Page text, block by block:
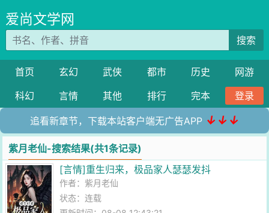
爱尚文学网
搜索
首页 玄幻 武侠 都市 历史
网游
科幻
言情 其他 排行 完本 登录
追看新章节，下载本站客户端无广告APP ↓↓↓
紫月老仙-搜索结果(共1条记录)
[言情]重生归来，极品家人瑟瑟发抖
作者：紫月老仙
状态：连载